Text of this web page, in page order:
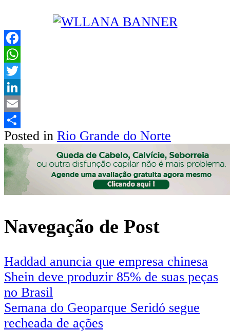
Facebook
WhatsApp
Twitter
LinkedIn
Email
Share
Posted in Rio Grande do Norte
Navegação de Post
Haddad anuncia que empresa chinesa
Shein deve produzir 85% de suas peças
no Brasil
Semana do Geoparque Seridó segue
recheada de ações